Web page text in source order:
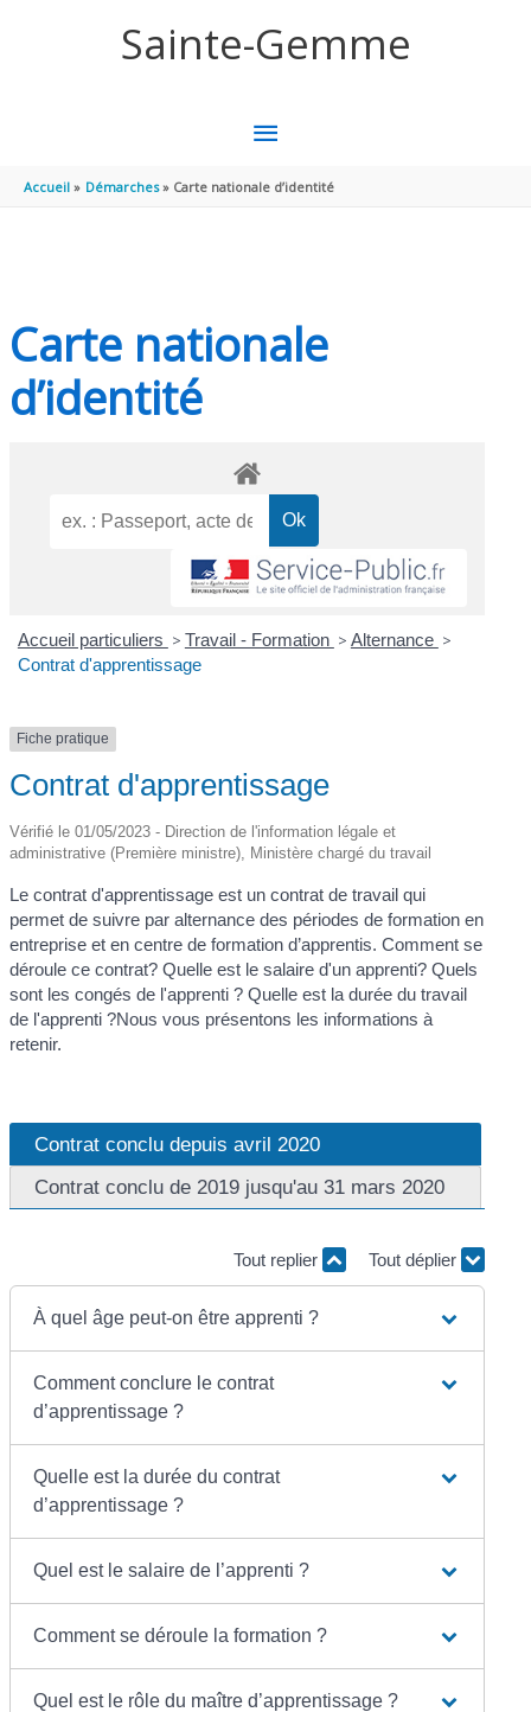
Sainte-Gemme
MENU
PRINCIPAL
Accueil Démarches Carte nationale d’identité
Carte nationale
d’identité
Accueil particuliers > Travail - Formation > Alternance >
Contrat d'apprentissage
Fiche pratique
Contrat d'apprentissage
Vérifié le 01/05/2023 - Direction de l'information légale et
administrative (Première ministre), Ministère chargé du travail
Le contrat d'apprentissage est un contrat de travail qui
permet de suivre par alternance des périodes de formation en
entreprise et en centre de formation d’apprentis. Comment se
déroule ce contrat? Quelle est le salaire d'un apprenti? Quels
sont les congés de l'apprenti ? Quelle est la durée du travail
de l'apprenti ?Nous vous présentons les informations à
retenir.
Contrat conclu depuis avril 2020
Contrat conclu de 2019 jusqu'au 31 mars 2020
Tout replier Tout déplier
À quel âge peut-on être apprenti ?
Comment conclure le contrat
d’apprentissage ?
Quelle est la durée du contrat
d’apprentissage ?
Quel est le salaire de l’apprenti ?
Comment se déroule la formation ?
Quel est le rôle du maître d’apprentissage ?